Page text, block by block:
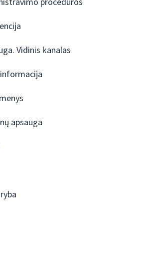
Vidinis kanalas
apsauga